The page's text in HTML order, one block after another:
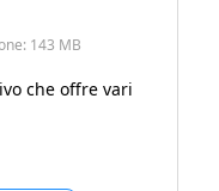
143 MB
che offre vari